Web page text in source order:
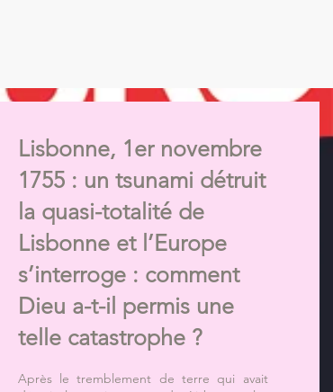
Lisbonne, 1er novembre
1755 : un tsunami détruit
la quasi-totalité de
Lisbonne et l’Europe
s’interroge : comment
Dieu a-t-il permis une
telle catastrophe ?
Après le tremblement de terre qui avait